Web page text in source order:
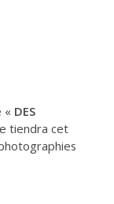
« DES
tiendra cet